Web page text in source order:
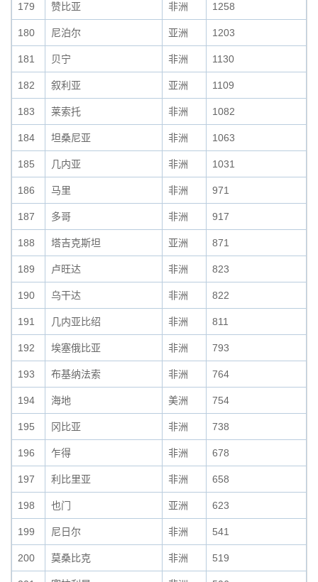
179 赞比亚 非洲 1258
180 尼泊尔 亚洲 1203
181 贝宁 非洲 1130
182 叙利亚 亚洲 1109
183 莱索托 非洲 1082
184 坦桑尼亚 非洲 1063
185 几内亚 非洲 1031
186 马里 非洲 971
187 多哥 非洲 917
188 塔吉克斯坦 亚洲 871
189 卢旺达 非洲 823
190 乌干达 非洲 822
191 几内亚比绍 非洲 811
192 埃塞俄比亚 非洲 793
193 布基纳法索 非洲 764
194 海地 美洲 754
195 冈比亚 非洲 738
196 乍得 非洲 678
197 利比里亚 非洲 658
198 也门 亚洲 623
199 尼日尔 非洲 541
200 莫桑比克 非洲 519